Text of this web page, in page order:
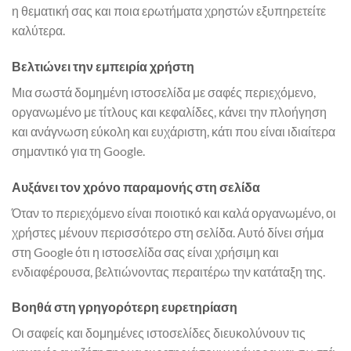
η θεματική σας και ποια ερωτήματα χρηστών εξυπηρετείτε
καλύτερα.
Βελτιώνει την εμπειρία χρήστη
Μια σωστά δομημένη ιστοσελίδα με σαφές περιεχόμενο,
οργανωμένο με τίτλους και κεφαλίδες, κάνει την πλοήγηση
και ανάγνωση εύκολη και ευχάριστη, κάτι που είναι ιδιαίτερα
σημαντικό για τη Google.
Αυξάνει τον χρόνο παραμονής στη σελίδα
Όταν το περιεχόμενο είναι ποιοτικό και καλά οργανωμένο, οι
χρήστες μένουν περισσότερο στη σελίδα. Αυτό δίνει σήμα
στη Google ότι η ιστοσελίδα σας είναι χρήσιμη και
ενδιαφέρουσα, βελτιώνοντας περαιτέρω την κατάταξη της.
Βοηθά στη γρηγορότερη ευρετηρίαση
Οι σαφείς και δομημένες ιστοσελίδες διευκολύνουν τις